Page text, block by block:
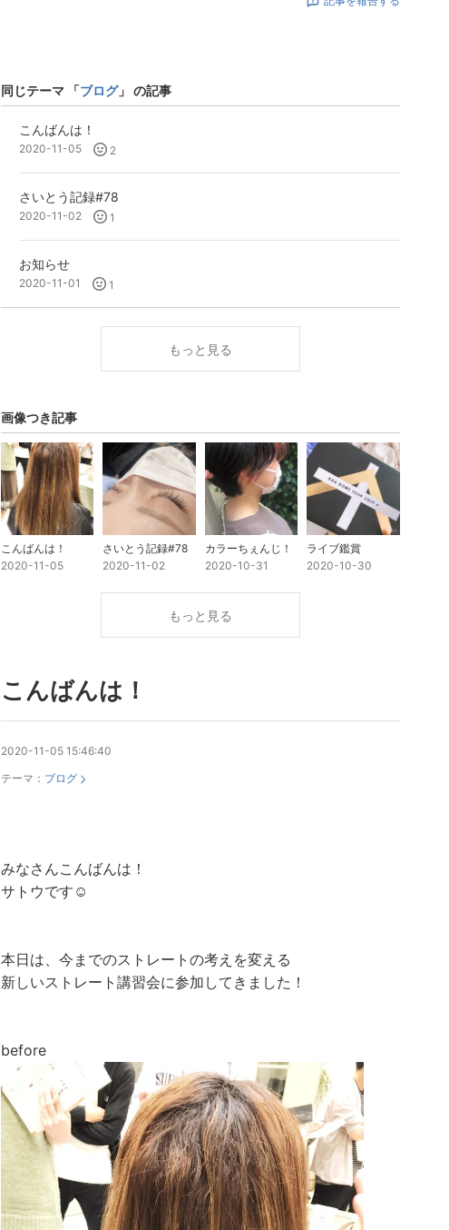
同じテーマ 「ブログ」 の記事
こんばんは！
2020-11-05 2
さいとう記録#78
2020-11-02 1
お知らせ
2020-11-01 1
もっと見る
画像つき記事
こんばんは！
2020-11-05
さいとう記録#78
2020-11-02
カラーちぇんじ！
2020-10-31
ライブ鑑賞
2020-10-30
もっと見る
こんばんは！
2020-11-05 15:46:40
テーマ： ブログ
みなさんこんばんは！
サトウです☺︎
本日は、今までのストレートの考えを変える
新しいストレート講習会に参加してきました！
before